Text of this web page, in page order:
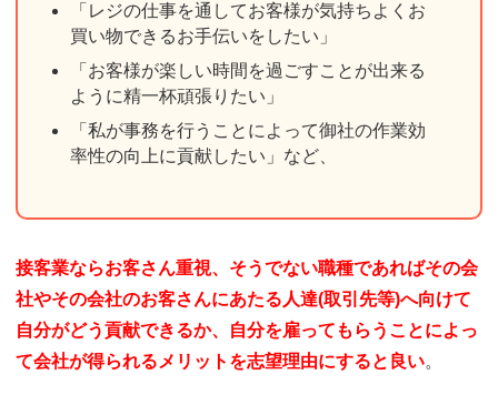
「レジの仕事を通してお客様が気持ちよくお
買い物できるお手伝いをしたい」
「お客様が楽しい時間を過ごすことが出来る
ように精一杯頑張りたい」
「私が事務を行うことによって御社の作業効
率性の向上に貢献したい」など、
接客業ならお客さん重視、そうでない職種であればその会
社やその会社のお客さんにあたる人達(取引先等)へ向けて
自分がどう貢献できるか、自分を雇ってもらうことによっ
て会社が得られるメリットを志望理由にすると良い。